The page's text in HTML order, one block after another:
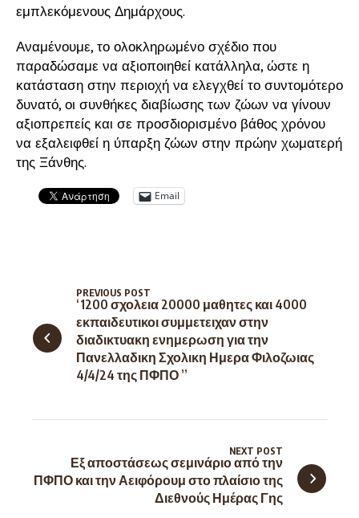
εμπλεκόμενους Δημάρχους.
Αναμένουμε, το ολοκληρωμένο σχέδιο που
παραδώσαμε να αξιοποιηθεί κατάλληλα, ώστε η
κατάσταση στην περιοχή να ελεγχθεί το συντομότερο
δυνατό, οι συνθήκες διαβίωσης των ζώων να γίνουν
αξιοπρεπείς και σε προσδιορισμένο βάθος χρόνου
να εξαλειφθεί η ύπαρξη ζώων στην πρώην χωματερή
της Ξάνθης.
Email
‘1200 σχολεια 20000 μαθητες και 4000
εκπαιδευτικοι συμμετειχαν στην
διαδικτυακη ενημερωση για την
Πανελλαδικη Σχολικη Ημερα Φιλοζωιας
4/4/24 της ΠΦΠΟ ”
PREVIOUS POST
Εξ αποστάσεως σεμινάριο από την
ΠΦΠΟ και την Αειφόρουμ στο πλαίσιο της
Διεθνούς Ημέρας Γης
NEXT POST